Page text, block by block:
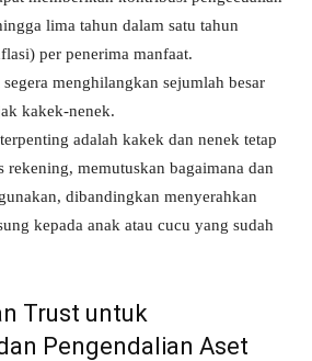
lima tahun dalam satu tahun
per penerima manfaat.
menghilangkan sejumlah besar
kakek-nenek.
adalah kakek dan nenek tetap
rekening, memutuskan bagaimana dan
dibandingkan menyerahkan
kepada anak atau cucu yang sudah
Trust untuk
Pengendalian Aset